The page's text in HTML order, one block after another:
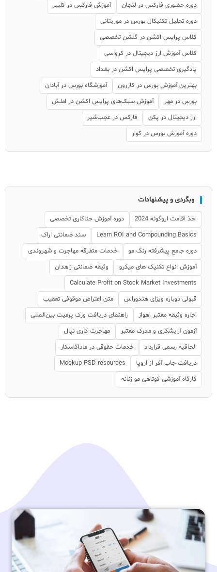
دوره حضوری فارکس در لنجان
آموزش فارکس در کلیبر
دوره تحلیل تکنیکال بورس در موریتانی
کلاس پرایس اکشن در گلشن تخصصی
کلاس آموزش ارز دیجیتال در کرواسی
یادگیری تخصصی پرایس اکشن در بغداد
بهترین آموزش بورس در کازرون
آموزشگاه بورس در آبادان
بورس در مهر
آموزش سبک‌های پرایس اکشن در املش
ارز دیجیتال در پکن
فارکس در عجب‌شیر
دوره آموزش بورس در کوار
وبگردی و پیشنهادات
اخذ اقامت اروگوئه 2024
دوره آموزش حنا‌کاری تخصصی
Learn ROI and Compounding Basics
سند ضمانتی اراک
دوره جامع پیشرفته رنگ مو
خدمات متفرقه مهاجرت و شهروندی
آموزش انواع تکنیک های میکرو
وثیقه ضمانتی زاهدان
Calculate Profit on Stock Market Investments
قبولی دوباره ویزای هندوراس
متن اعتراض موقوفی تعقیب
اجاره وثیقه معتبر اهواز
راهنمای دریافت ورک پرمیت بین‌المللی
آزمون آرایشگری و مدرک معتبر
مهاجرت کاری نپال
الحاقیه رسمی قرارداد
خدمات حقوقی در ماداگاسکار
دریافت جاب آفر از اروپا
Mockup PSD resources
کارگاه آموزشی کوتاهی مو زنانه